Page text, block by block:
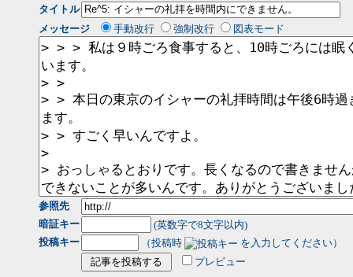
タイトル
メッセージ
手動改行 強制改行 図表モード
参照先
暗証キー
(英数字で8文字以内)
投稿キー
（投稿時
を入力してください）
プレビュー